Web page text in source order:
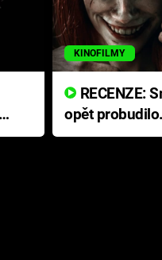
KINOFILMY
opět
přichází s